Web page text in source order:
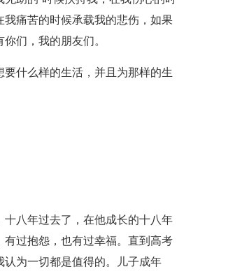
痛苦的时候承载我的悲伤，如果
们，我的朋友们。
什么样的生活，并且为那样的生
八年过去了，在他成长的十八年
过抱怨，也有过幸福。直到高考
为一切都是值得的。儿子成年